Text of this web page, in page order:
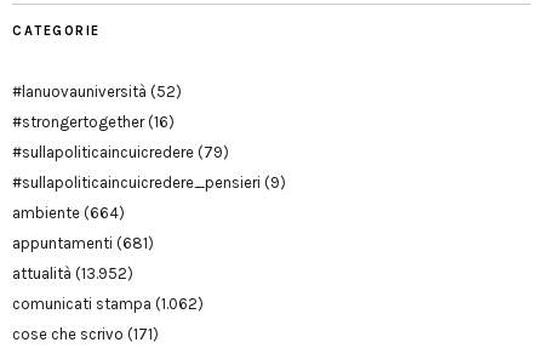
CATEGORIE
#lanuovauniversità (52)
#strongertogether(16)
#sullapoliticaincuicredere (79)
#sullapoliticaincuicredere_pensieri (9)
ambiente (664)
appuntamenti (681)
attualità (13.952)
comunicati stampa (1.062)
cose che scrivo (171)